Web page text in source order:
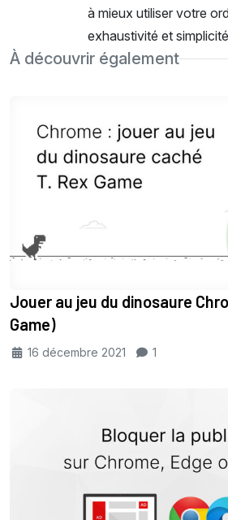
à mieux utiliser votre
exhaustivité et
À découvrir également
Jouer au jeu du dinosaure
Game)
16 décembre 2021 1